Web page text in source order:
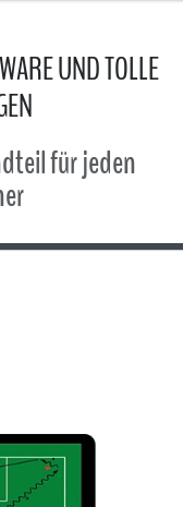
UND TOLLE
für jeden